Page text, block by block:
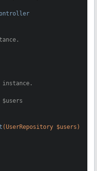
instance.
$users
(UserRepository $users)